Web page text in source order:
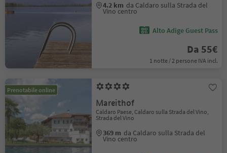
4.2 km da Caldaro sulla Strada del
Vino centro
Alto Adige Guest Pass
Da 55€
1 notte / 2 persone IVA incl.
Prenotabile online
Mareithof
Caldaro Paese, Caldaro sulla Strada del Vino,
Strada del Vino
369 m da Caldaro sulla Strada del
Vino centro